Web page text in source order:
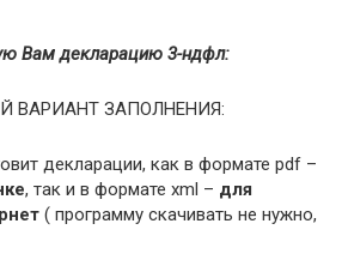
Вам декларацию 3-ндфл:
ВАРИАНТ ЗАПОЛНЕНИЯ:
декларации, как в формате pdf –
, так и в формате xml – для
( программу скачивать не нужно,